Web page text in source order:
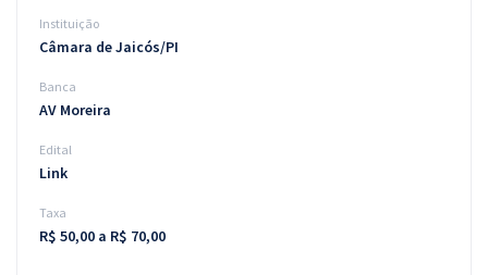
Instituição
Câmara de Jaicós/PI
Banca
AV Moreira
Edital
Link
Taxa
R$ 50,00 a R$ 70,00